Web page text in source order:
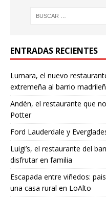
ENTRADAS RECIENTES
Lumara, el nuevo
extremeña al barrio
Andén, el restaurante que
Potter
Ford Lauderdale y
Luigi’s, el restaurante del
disfrutar en familia
Escapada entre viñedos:
una casa rural en LoAlto